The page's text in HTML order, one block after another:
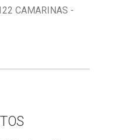
CAMARINAS -